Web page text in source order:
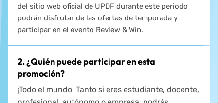
del sitio web oficial de UPDF durante este periodo
podrán disfrutar de las ofertas de temporada y
participar en el evento Review & Win.
2. ¿Quién puede participar en esta
promoción?
¡Todo el mundo! Tanto si eres estudiante, docente,